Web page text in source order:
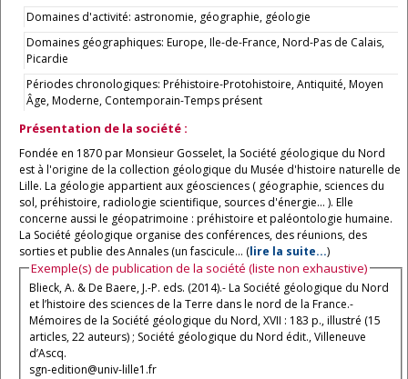
Domaines d'activité: astronomie, géographie, géologie
Domaines géographiques: Europe, Ile-de-France, Nord-Pas de Calais,
Picardie
Périodes chronologiques: Préhistoire-Protohistoire, Antiquité, Moyen
Âge, Moderne, Contemporain-Temps présent
Présentation de la société :
Fondée en 1870 par Monsieur Gosselet, la Société géologique du Nord
est à l'origine de la collection géologique du Musée d'histoire naturelle de
Lille. La géologie appartient aux géosciences ( géographie, sciences du
sol, préhistoire, radiologie scientifique, sources d'énergie... ). Elle
concerne aussi le géopatrimoine : préhistoire et paléontologie humaine.
La Société géologique organise des conférences, des réunions, des
sorties et publie des Annales (un fascicule... (lire la suite...)
Exemple(s) de publication de la société (liste non exhaustive)
Blieck, A. & De Baere, J.-P. eds. (2014).- La Société géologique du Nord
et l’histoire des sciences de la Terre dans le nord de la France.-
Mémoires de la Société géologique du Nord, XVII : 183 p., illustré (15
articles, 22 auteurs) ; Société géologique du Nord édit., Villeneuve
d’Ascq.
sgn-edition@univ-lille1.fr